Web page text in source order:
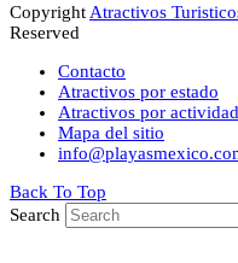
Copyright Atractivos
Reserved
Contacto
Atractivos por estado
Atractivos por actividad
Mapa del sitio
Back To Top
Search